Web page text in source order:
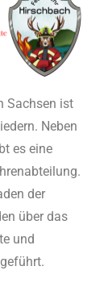
Sachsen ist
Neben
es eine
der
über das
und